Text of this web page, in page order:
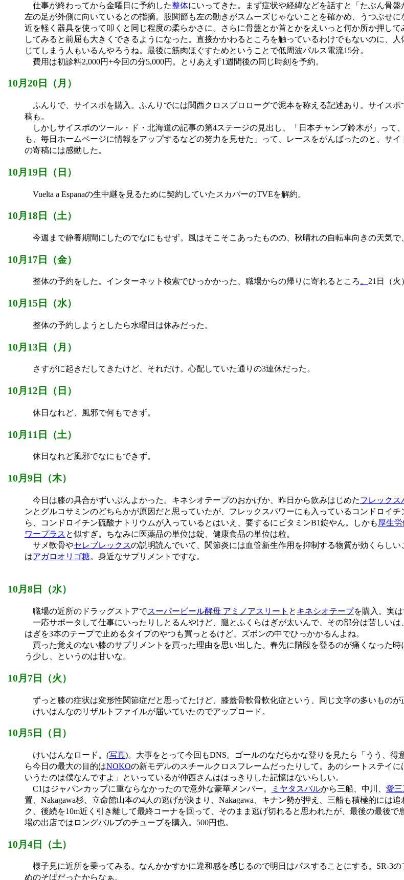
仕事が終わってから金曜日に予約した整体にいってきた。まず症状や経緯などを話すと「たぶん骨
左の足が外側に向いているとの指摘。股関節も左の動きがスムーズじゃないことを確かめ、うつぶせ
近を軽く器具を使って叩くと同じ程度の柔らかさに。さらに骨盤とか首とかをえいっと何か所か押し
してみると前屈も大きくできるようになった。直接かかわるところを触っているわけでもないのに、
じてしまう人もいるんやろうね。最後に筋肉ほぐすためということで低周波パルス電流15分。
費用は初診料2,000円+今回の分5,000円。とりあえず1週間後の同じ時刻を予約。
10月20日（月）
ふんりで、サイスポを購入。ふんりでには関西クロスプロローグで泥本を称える記述あり。サイス
稿も。
しかしサイスポのツール・ド・北海道の記事の第4ステージの見出し、「日本チャンプ鈴木が」って
も、毎日ホームページに情報をアップするなどの努力を見せた」って、レースをがんばったのと、サ
の寄稿には感動した。
10月19日（日）
Vuelta a Espanaの生中継を見るために契約していたスカパーのTVEを解約。
10月18日（土）
今週まで静養期間にしたのでなにもせず。風はそこそこあったものの、秋晴れの自転車向きの天気で
10月17日（金）
整体の予約をした。インターネット検索でひっかかった、職場からの帰りに寄れるところ。 21日（火
10月15日（水）
整体の予約しようとしたら水曜日は休みだった。
10月13日（月）
さすがに起きだしてきたけど、それだけ。心配していた通りの3連休だった。
10月12日（日）
休日なれど、風邪で何もできず。
10月11日（土）
休日なれど風邪でなにもできず。
10月9日（木）
今日は膝の具合がずいぶんよかった。キネシオテープのおかげか、昨日から飲みはじめたフレックス
ンとグルコサミンのどちらかが原因だと思っていたが、フレックスパワーにも入っているコンドロイ
ら、コンドロイチン硫酸ナトリウムが入っているとはいえ、要するにビタミンB1錠やん。しかも 厚生
ワープラス と似すぎ。ちなみに医薬品の単位は錠、健康食品の単位は粒。
サメ軟骨やセレブレックスの説明読んでいて、関節炎には血管新生作用を抑制する物質が効くらし
はアガロオリゴ糖。身近なサプリメントですな。
10月8日（水）
職場の近所のドラッグストアでスーパービール酵母 アミノアスリート と キネシオテープを購入。実
一応サポータして仕事にいったりしとるんやけど、腿とふくらはぎが太いんで、その部分は苦しい
はぎを3本のテープで止めるタイプのやつも買っとるけど、ズボンの中でひっかかるんよね。
買った覚えのない膝のサプリメントを買った理由を思い出した。春先に階段を登るのが痛くなった
う少し、というのは甘いな。
10月7日（火）
ずっと膝の症状は変形性関節症だと思ってたけど、膝蓋骨軟骨軟化症という、同じ文字の多いものが
けいはんなのリザルトファイルが届いていたのでアップロード。
10月5日（日）
けいはんなロード。(写真)。大事をとって今回もDNS。ゴールのなだらかな登りを見たら「うう、
ら今日の最大の目的はNOKOの新モデルのスチールクロスフレームだったりして。あのシートステイ
いうたのは僕なんですよ」といっているが仲西さんははっきりした記憶はないらしい。
C1はジャパンカップに重ならなかったので意外な豪華メンバー。
ミヤタスバルから三船、中川、 愛三
置、Nakagawa杉、立命館山本の4人の逃げが決まり、Nakagawa、キナン勢が押え、三船も積極的には
ク、後続を10m近く引き離して最終コーナを回って、そのまま逃げ切れると思われたが、最後の最後
場の出店ではロングバルブのチューブを購入。500円也。
10月4日（土）
様子見に近所を乗ってみる。なんかかすかに違和感を感じるので明日はパスすることにする。SR-3
めのそばだったからなぁ。